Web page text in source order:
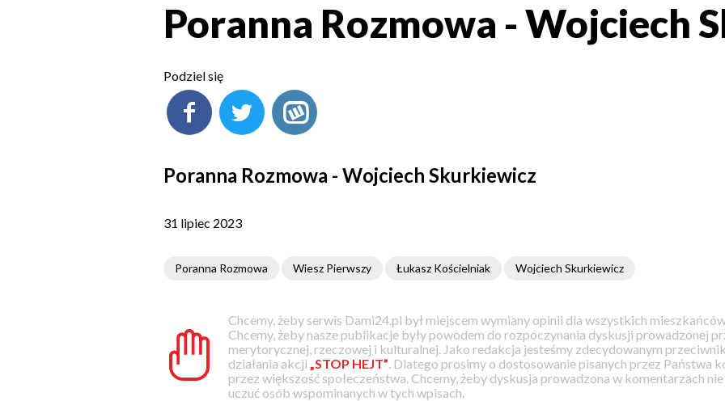
Poranna Rozmowa - Wojciech
Podziel się
Poranna Rozmowa - Wojciech Skurkiewicz
31 lipiec 2023
Poranna Rozmowa Wiesz Pierwszy Łukasz Kościelniak Wojciech Skurkiewicz
Chcemy, żeby serwis Dami24.pl był miejscem wymiany opinii dla wszystkich
Chcemy, żeby nasze publikacje były powodem do rozpoczynania dyskusji prowadzonej
merytorycznej, rzeczowej i kulturalnej. Jako redakcja jesteśmy zdecydowanym
działania akcji „STOP HEJT” . Dlatego prosimy o dostosowanie pisanych przez Państwa
przez większość społeczeństwa. Chcemy, żeby dyskusja prowadzona w komentarzach
uczuć osób wspominanych w tych wpisach.